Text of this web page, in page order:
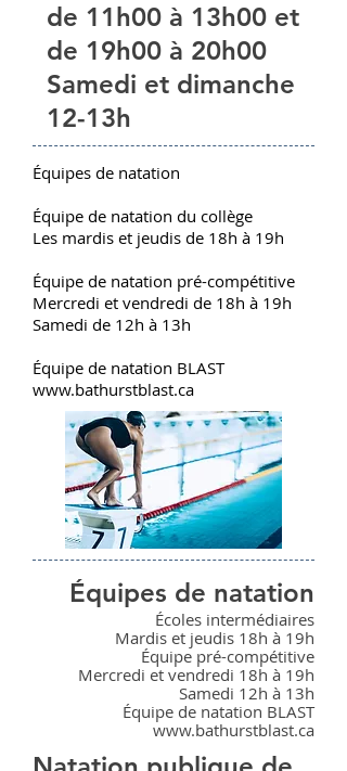
de 11h00 à 13h00 et
de 19h00 à 20h00
Samedi et dimanche
12-13h
Équipes de natation
Équipe de natation du collège
Les mardis et jeudis de 18h à 19h
Équipe de natation pré-compétitive
Mercredi et vendredi de 18h à 19h
Samedi de 12h à 13h
Équipe de natation BLAST
www.bathurstblast.ca
Équipes de natation
Écoles intermédiaires
Mardis et jeudis 18h à 19h
Équipe pré-compétitive
Mercredi et vendredi 18h à 19h
Samedi 12h à 13h
Équipe de natation BLAST
www.bathurstblast.ca